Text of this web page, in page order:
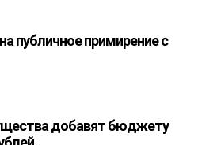
публичное примирение с
добавят бюджету